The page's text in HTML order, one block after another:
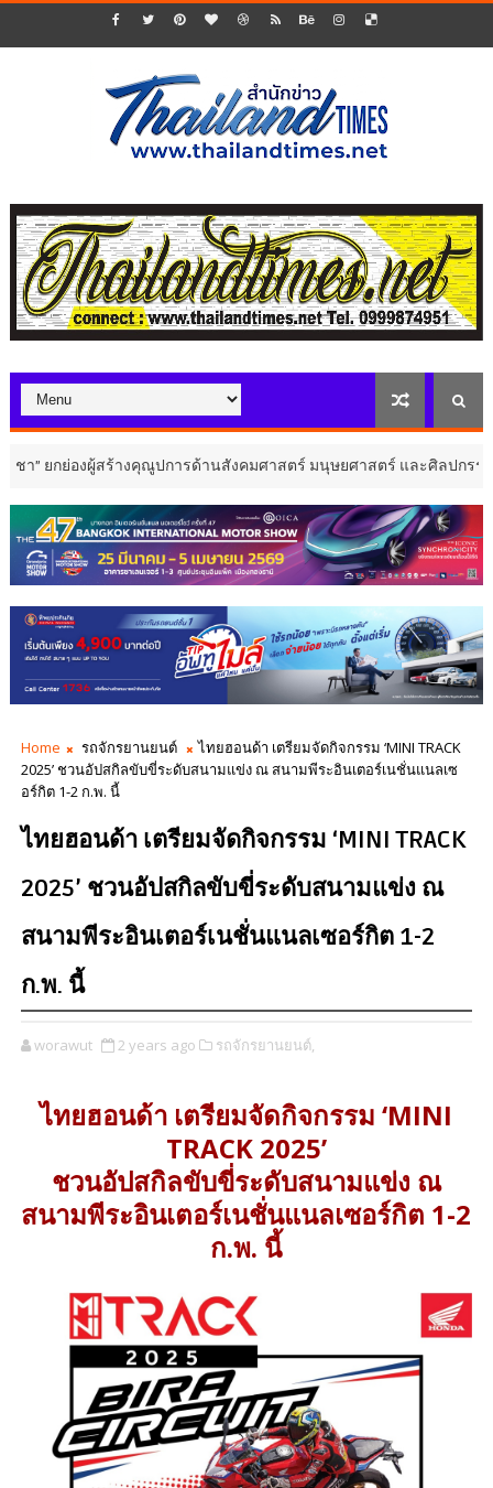
กย่องผู้สร้างคุณูปการด้านสังคมศาสตร์ มนุษยศาสตร์ และศิลปกรรมศาสต
Home รถจักรยานยนต์
ไทยฮอนด้า เตรียมจัดกิจกรรม ‘MINI TRACK
2025’ ชวนอัปสกิลขับขี่ระดับสนามแข่ง ณ สนามพีระอินเตอร์เนชั่นแนลเซ
อร์กิต 1-2 ก.พ. นี้
ไทยฮอนด้า เตรียมจัดกิจกรรม ‘MINI TRACK
2025’ ชวนอัปสกิลขับขี่ระดับสนามแข่ง ณ
สนามพีระอินเตอร์เนชั่นแนลเซอร์กิต 1-2
ก.พ. นี้
worawut 2 years ago รถจักรยานยนต์,
ไทยฮอนด้า เตรียมจัดกิจกรรม ‘MINI
TRACK 2025’
ชวนอัปสกิลขับขี่ระดับสนามแข่ง ณ
สนามพีระอินเตอร์เนชั่นแนลเซอร์กิต 1-2
ก.พ. นี้